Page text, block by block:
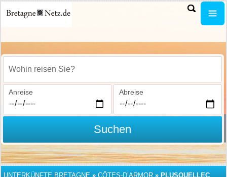
Wohin reisen Sie?
Anreise Abreise
Suchen
UNTERKÜNFTE BRETAGNE » CÔTES-D’ARMOR » PLUSQUELLEC